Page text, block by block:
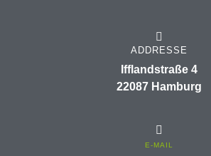
ADDRESSE
Ifflandstraße 4
22087 Hamburg
E-MAIL